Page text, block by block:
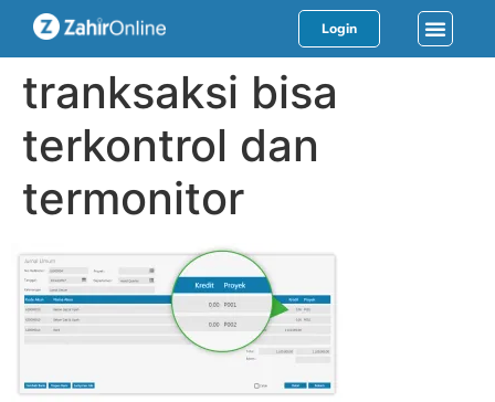
Login
tranksaksi bisa
terkontrol dan
termonitor